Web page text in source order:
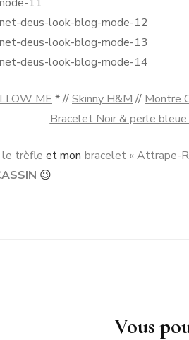
ME * //Skinny H&M // Montre
Bracelet Noir & perle bleue
le trèfle et mon bracelet « Attrape-
😉
Vous